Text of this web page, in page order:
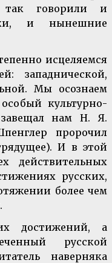
так говорили и
и нынешние
исцеляемся
западнической,
Мы осознаем
культурно-
нам Н. Я.
пророчил
И в этой
действительных
русских,
более чем
достижений, а
русской
наверняка